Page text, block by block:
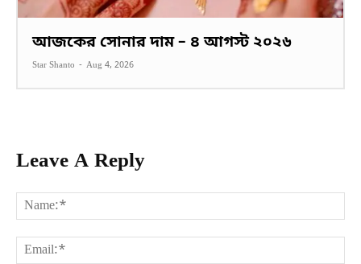
আজকের সোনার দাম – ৪ আগস্ট ২০২৬
Star Shanto - Aug 4, 2026
Leave A Reply